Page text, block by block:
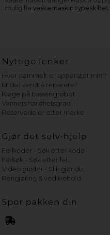
mulig fra vaskemaskin typeskiltet
Nyttige lenker
Hvor gammelt er apparatet mitt?
Er det verdt å reparere?
Klage på bassengrobot
Vannets hardhetsgrad
Reservedeler etter merke
Gjør det selv-hjelp
Feilkoder - Søk etter kode
Feilsøk - Søk etter feil
Video guider - Slik gjør du
Rengjøring & vedlikehold
Spor pakken din